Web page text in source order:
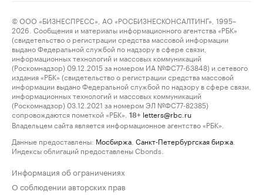
© ООО «БИЗНЕСПРЕСС», АО «РОСБИЗНЕСКОНСАЛТИНГ», 1995–
2026. Сообщения и материалы информационного агентства «РБК»
(свидетельство о регистрации средства массовой информации
выдано Федеральной службой по надзору в сфере связи,
информационных технологий и массовых коммуникаций
(Роскомнадзор) 09.12.2015 за номером ИА №ФС77-63848) и сетевого
издания «РБК» (свидетельство о регистрации средства массовой
информации выдано Федеральной службой по надзору в сфере связи,
информационных технологий и массовых коммуникаций
(Роскомнадзор) 03.12.2021 за номером ЭЛ №ФС77-82385)
сопровождаются пометкой «РБК».
18+ letters@rbc.ru
Владельцем сайта является информационное агентство «РБК».
Данные предоставлены: Мосбиржа Санкт-Петербургская биржа
Индексы облигаций предоставлены Cbonds.
Информация об ограничениях
О соблюдении авторских прав